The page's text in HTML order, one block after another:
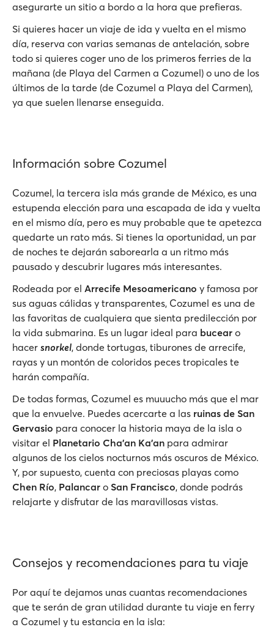
asegurarte un sitio a bordo a la hora que prefieras.
Si quieres hacer un viaje de ida y vuelta en el mismo
día, reserva con varias semanas de antelación, sobre
todo si quieres coger uno de los primeros ferries de la
mañana (de Playa del Carmen a Cozumel) o uno de los
últimos de la tarde (de Cozumel a Playa del Carmen),
ya que suelen llenarse enseguida.
Información sobre Cozumel
Cozumel, la tercera isla más grande de México, es una
estupenda elección para una escapada de ida y vuelta
en el mismo día, pero es muy probable que te apetezca
quedarte un rato más. Si tienes la oportunidad, un par
de noches te dejarán saborearla a un ritmo más
pausado y descubrir lugares más interesantes.
Rodeada por el Arrecife Mesoamericano y famosa por
sus aguas cálidas y transparentes, Cozumel es una de
las favoritas de cualquiera que sienta predilección por
la vida submarina. Es un lugar ideal para bucear o
hacer snorkel, donde tortugas, tiburones de arrecife,
rayas y un montón de coloridos peces tropicales te
harán compañía.
De todas formas, Cozumel es muuucho más que el mar
que la envuelve. Puedes acercarte a las ruinas de San
Gervasio para conocer la historia maya de la isla o
visitar el Planetario Cha'an Ka'an para admirar
algunos de los cielos nocturnos más oscuros de México.
Y, por supuesto, cuenta con preciosas playas como
Chen Río, Palancar o San Francisco, donde podrás
relajarte y disfrutar de las maravillosas vistas.
Consejos y recomendaciones para tu viaje
Por aquí te dejamos unas cuantas recomendaciones
que te serán de gran utilidad durante tu viaje en ferry
a Cozumel y tu estancia en la isla: